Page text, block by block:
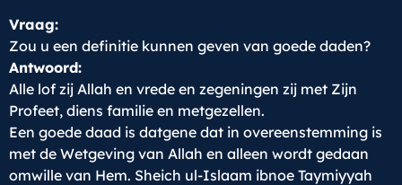
Vraag:
Zou u een definitie kunnen geven van goede daden?
Antwoord:
Alle lof zij Allah en vrede en zegeningen zij met Zijn
Profeet, diens familie en metgezellen.
Een goede daad is datgene dat in overeenstemming is
met de Wetgeving van Allah en alleen wordt gedaan
omwille van Hem. Sheich ul-Islaam ibnoe Taymiyyah